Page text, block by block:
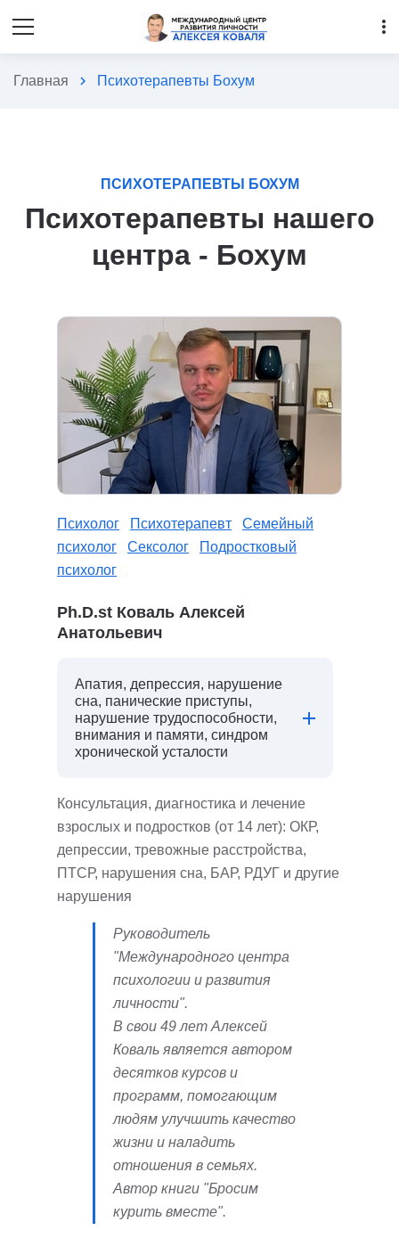
more_vert
Главная chevron_right Психотерапевты Бохум
ПСИХОТЕРАПЕВТЫ БОХУМ
Психотерапевты нашего
центра - Бохум
Психолог Психотерапевт
Семейный
психолог
Сексолог
Подростковый
психолог
Ph.D.st Коваль Алексей
Анатольевич
Апатия, депрессия, нарушение
сна, панические приступы,
нарушение трудоспособности,
внимания и памяти, синдром
хронической усталости
Консультация, диагностика и лечение
взрослых и подростков (от 14 лет): ОКР,
депрессии, тревожные расстройства,
ПТСР, нарушения сна, БАР, РДУГ и другие
нарушения
Руководитель
"Международного центра
психологии и развития
личности".
В свои 49 лет Алексей
Коваль является автором
десятков курсов и
программ, помогающим
людям улучшить качество
жизни и наладить
отношения в семьях.
Автор книги "Бросим
курить вместе".